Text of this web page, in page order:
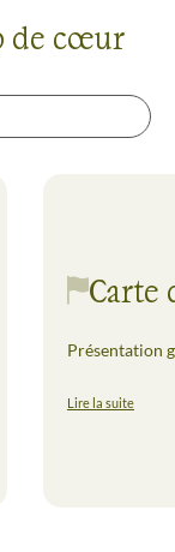
de cœur
Carte
Présentation
Lire la suite